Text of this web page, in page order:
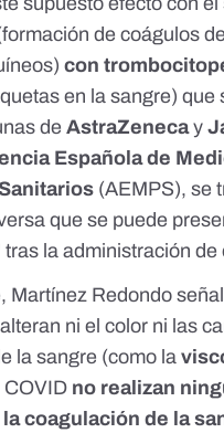
de coágulos
con
en la sangre) que
de AstraZenecay
Española de
(AEMPS), se
que se puede
tras la administración de
Martínez Redondo
ni el color ni las
la sangre (como la
COVID no realizan
coagulación de la